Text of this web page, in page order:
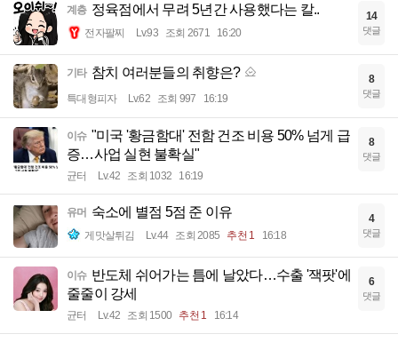
계층 정육점에서 무려 5년간 사용했다는 칼..
전자팔찌 Lv.93 조회 2671 16:20
14
댓글
기타 참치 여러분들의 취향은?
특대형피자 Lv.62 조회 997 16:19
8
댓글
이슈 "미국 '황금함대' 전함 건조 비용 50% 넘게 급
증…사업 실현 불확실"
균터 Lv.42 조회 1032 16:19
8
댓글
유머 숙소에 별점 5점 준 이유
게맛살튀김 Lv.44 조회 2085 추천 1 16:18
4
댓글
이슈 반도체 쉬어가는 틈에 날았다…수출 '잭팟'에
줄줄이 강세
균터 Lv.42 조회 1500 추천 1 16:14
6
댓글